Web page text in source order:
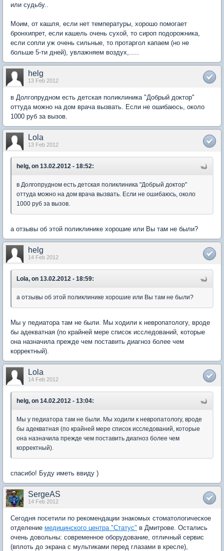
или судьбу..
Моим, от кашля, если нет температуры, хорошо помогает
бронхипрет, если кашель очень сухой, то сироп подорожника,
если сопли уж очень сильные, то протаргол капаем (но не
больше 5-ти дней), увлажняем воздух,.....
helg
13 Feb 2012
в Долгопрудном есть детская поликлиника "Добрый доктор"
оттуда можно на дом врача вызвать. Если не ошибаюсь, около
1000 руб за вызов.
Lola
13 Feb 2012
helg, on 13.02.2012 - 18:52:
в Долгопрудном есть детская поликлиника "Добрый доктор"
оттуда можно на дом врача вызвать. Если не ошибаюсь, около
1000 руб за вызов.
а отзывы об этой поликлинике хорошие или Вы там не были?
helg
14 Feb 2012
Lola, on 13.02.2012 - 18:59:
а отзывы об этой поликлинике хорошие или Вы там не были?
Мы у педиатора там не были. Мы ходили к невропатологу, вроде
бы адекватная (по крайней мере список исследований, которые
она назначила прежде чем поставить диагноз более чем
корректный).
Lola
14 Feb 2012
helg, on 14.02.2012 - 13:04:
Мы у педиатора там не были. Мы ходили к невропатологу, вроде
бы адекватная (по крайней мере список исследований, которые
она назначила прежде чем поставить диагноз более чем
корректный).
спасибо! Буду иметь ввиду )
SergeAS
14 Feb 2012
Сегодня посетили по рекомендации знакомых стоматологическое
отделение медицинского центра "Статус" в Дмитрове. Остались
очень довольны: современное оборудование, отличный сервис
(вплоть до экрана с мультиками перед глазами в кресле),